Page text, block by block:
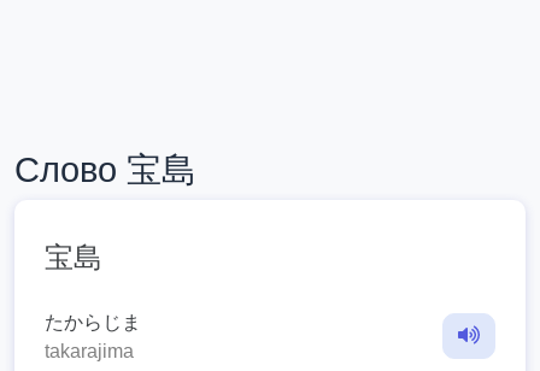
Слово 宝島
宝島
たからじま
takarajima